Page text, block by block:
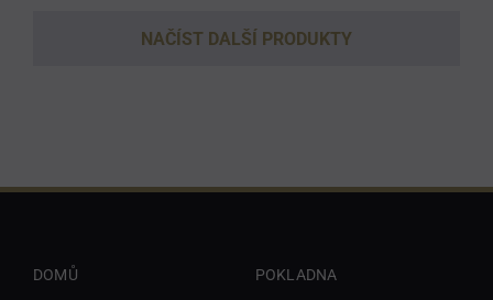
NAČÍST DALŠÍ PRODUKTY
DOMŮ POKLADNA